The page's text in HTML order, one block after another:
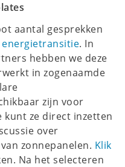
aantal gesprekken
energietransitie. In
hebben we deze
in zogenaamde
zijn voor
kunt ze direct inzetten
over
zonnepanelen. Klik
Na het selecteren